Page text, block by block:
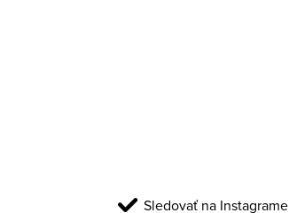
Sledovať na Instagrame